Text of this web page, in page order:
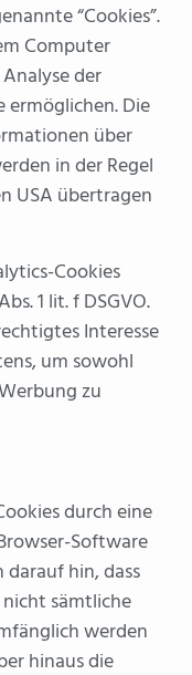
“Cookies”.
Computer
der
ermöglichen. Die
über
in der Regel
USA übertragen
Cookies
1 lit. f DSGVO.
Interesse
um sowohl
zu
durch eine
Software
hin, dass
nicht sämtliche
werden
hinaus die